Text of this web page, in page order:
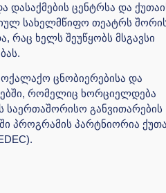
ცენტრსა და
სახელმწიფო თეატრს
ხელს შეუწყობს მსგავსი
ცნობიერებისა და
რომელიც ხორციელდება
საერთაშორისო განვითარების
პროგრამის პარტნიორია